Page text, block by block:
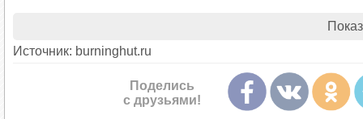
Ожидания, что всё обязательно сложится
жизненные трудности. Такой человек не
Убеждение в том, что даже
Уверенность в том, что все проблемы или
Источник: burninghut.ru
Поделись
с друзьями!